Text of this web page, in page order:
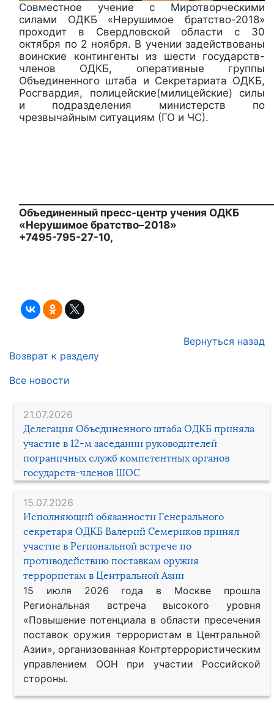
21.07.2026
Делегация Объединенного штаба ОДКБ приняла
участие в 12-м заседании руководителей
пограничных служб компетентных органов
государств-членов ШОС
15.07.2026
Исполняющий обязанности Генерального
секретаря ОДКБ Валерий Семериков принял
участие в Региональной встрече по
противодействию поставкам оружия
террористам в Центральной Азии
15 июля 2026 года в Москве прошла
Региональная встреча высокого уровня
«Повышение потенциала в области пресечения
поставок оружия террористам в Центральной
Азии», организованная Контртеррористическим
управлением ООН при участии Российской
стороны.
Совместное учение с Миротворческими
силами ОДКБ «Нерушимое братство-2018»
проходит в Свердловской области с 30
октября по 2 ноября. В учении задействованы
воинские контингенты из шести государств-
членов ОДКБ, оперативные группы
Объединенного штаба и Секретариата ОДКБ,
Росгвардия, полицейские(милицейские) силы
и подразделения министерств по
чрезвычайным ситуациям (ГО и ЧС).
Объединенный пресс-центр учения ОДКБ
«Нерушимое братство–2018»
+7495-795-27-10,
Вернуться назад
Возврат к разделу
Все новости